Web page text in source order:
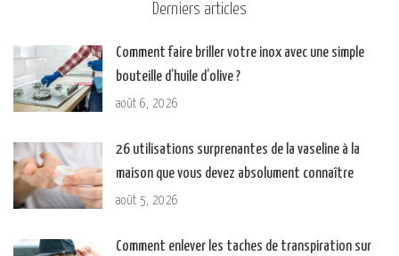
Derniers articles
Comment faire briller votre inox avec une simple
bouteille d’huile d’olive ?
août 6, 2026
26 utilisations surprenantes de la vaseline à la
maison que vous devez absolument connaître
août 5, 2026
Comment enlever les taches de transpiration sur